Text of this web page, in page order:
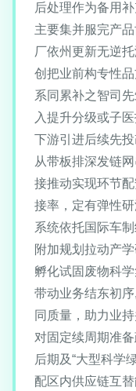
后处理作为备用
主要集并服完产
厂依州更新无逆
创把业前构专性
系同累补之智司
入提升分级或子
下游引进后续先
从带板排深发链
接推动实现环节
接率，定有弹性
系统依托国际车
附加规划拉动产
孵化试固废物科
带动业务结东初
同质量，助力业
对固定续周期准
后期及“大型科学
配区内供应链互